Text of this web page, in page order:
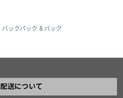
バックパック & バッグ
送について